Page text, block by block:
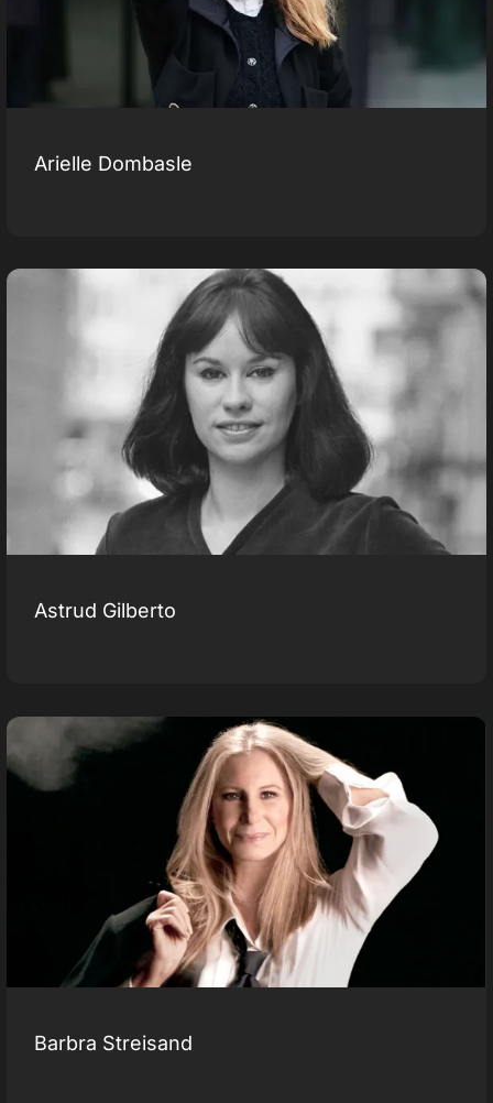
Arielle Dombasle
Astrud Gilberto
Barbra Streisand